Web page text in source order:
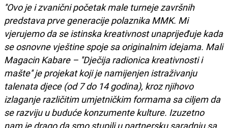
''Ovo je i zvanični početak male turneje završnih
predstava prve generacije polaznika MMK. Mi
vjerujemo da se istinska kreativnost unaprijeđuje kada
se osnovne vještine spoje sa originalnim idejama. Mali
Magacin Kabare – ''Dječija radionica kreativnosti i
mašte'' je projekat koji je namijenjen istraživanju
talenata djece (od 7 do 14 godina), kroz njihovo
izlaganje različitim umjetničkim formama sa ciljem da
se razviju u buduće konzumente kulture. Izuzetno
nam je drago da smo stupili u partnersku saradnju sa